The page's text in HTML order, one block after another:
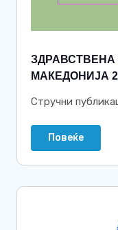
ЗДРАВСТВЕНА
МАКЕДОНИЈА
Стручни
Повеќе